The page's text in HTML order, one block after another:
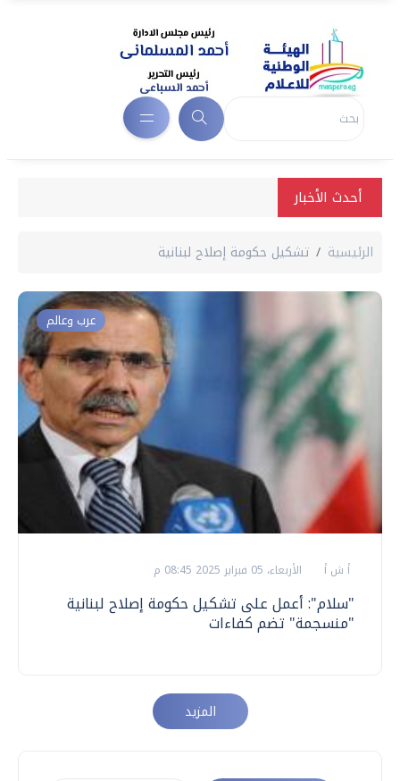
أحدث الأخبار
الرئيسية تشكيل حكومة إصلاح لبنانية
عرب وعالم
أ ش أ الأربعاء، 05 فبراير 2025 08:45 م
"سلام": أعمل على تشكيل حكومة إصلاح لبنانية
"منسجمة" تضم كفاءات
المزيد